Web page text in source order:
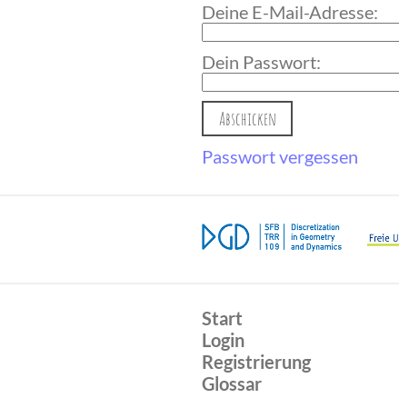
Deine E-Mail-Adresse:
Dein Passwort:
Passwort vergessen
Start
Login
Registrierung
Glossar